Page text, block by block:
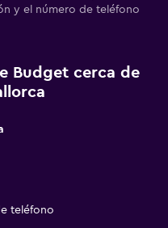
y el número de teléfono
Budget cerca de
teléfono